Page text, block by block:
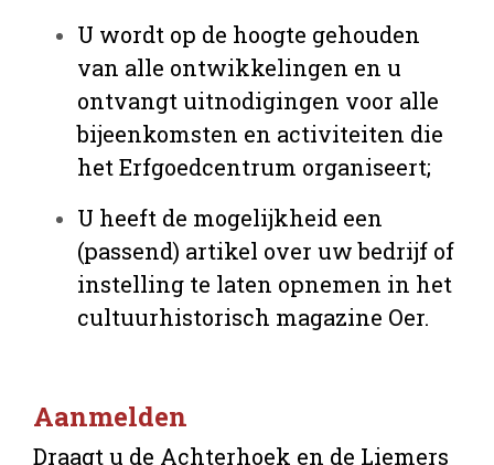
U wordt op de hoogte gehouden
van alle ontwikkelingen en u
ontvangt uitnodigingen voor alle
bijeenkomsten en activiteiten die
het Erfgoedcentrum organiseert;
U heeft de mogelijkheid een
(passend) artikel over uw bedrijf of
instelling te laten opnemen in het
cultuurhistorisch magazine Oer.
Aanmelden
Draagt u de Achterhoek en de Liemers